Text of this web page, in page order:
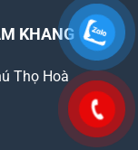
KHANG
Thọ Hoà